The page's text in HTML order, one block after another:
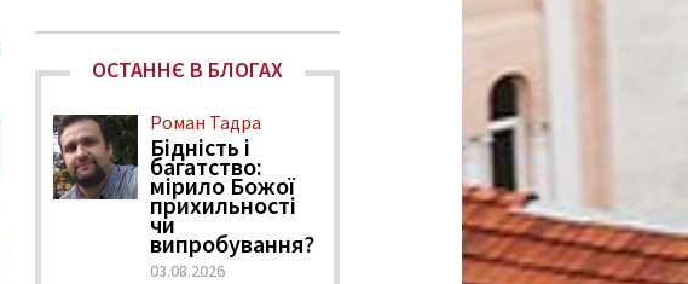
ОСТАННЄ В БЛОГАХ
Роман Тадра
Бідність і
багатство:
мірило Божої
прихильності
чи
випробування?
03.08.2026